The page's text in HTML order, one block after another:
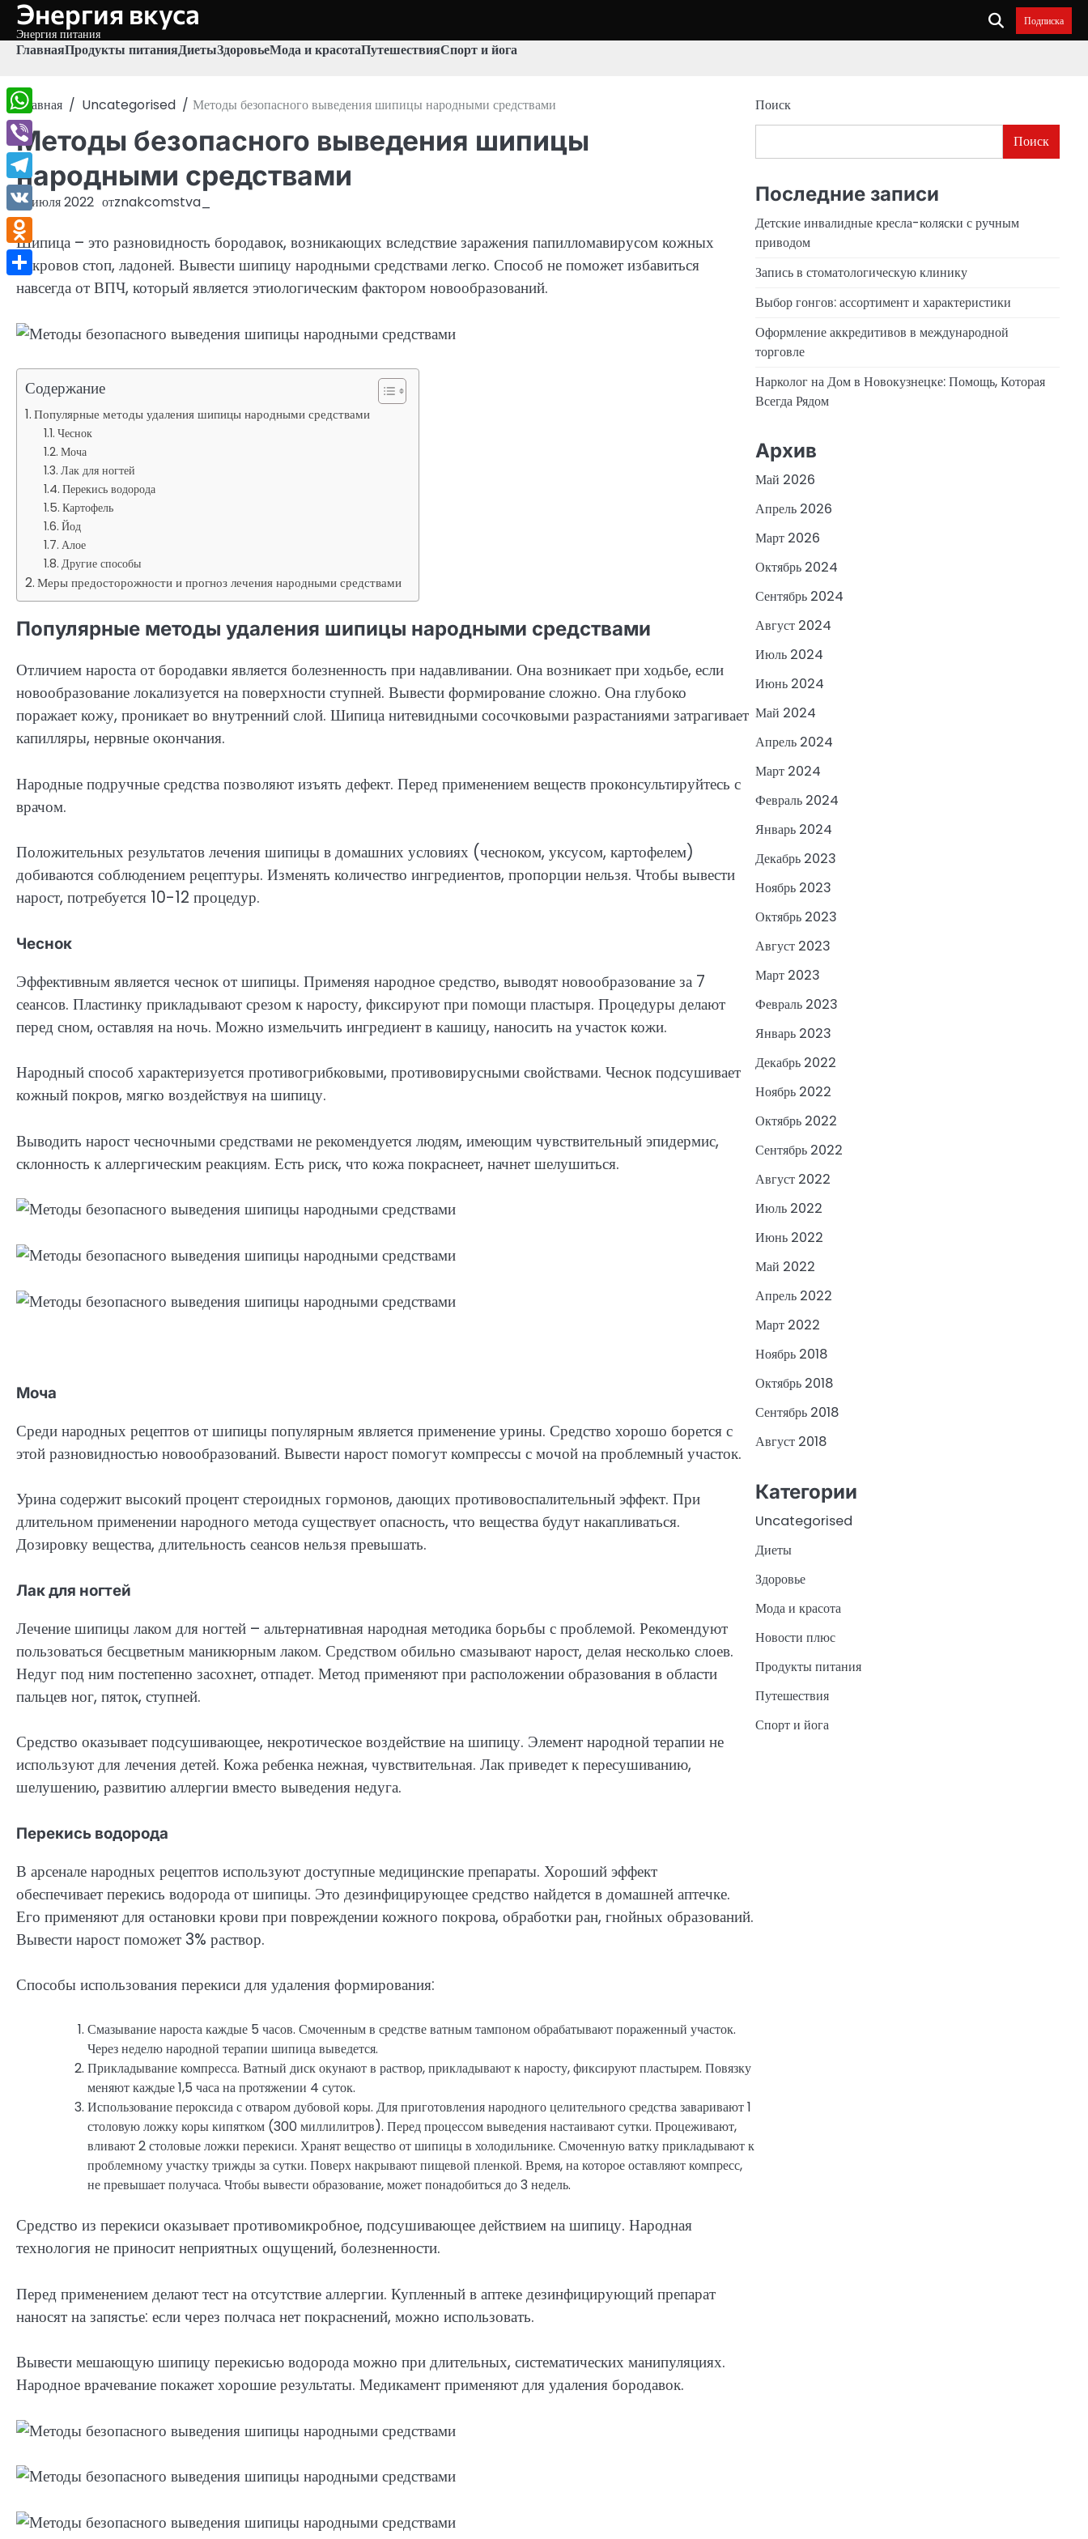
Перейти
содержимому
Энергия вкуса
Энергия питания
Подписка
ГлавнаяПродукты питанияДиетыЗдоровьеМода и красотаПутешествияСпорт и йога
Главная Uncategorised Методы безопасного выведения шипицы народными средствами
Методы безопасного выведения шипицы
народными средствами
17 июля 2022 отznakcomstva_
Шипица – это разновидность бородавок, возникающих вследствие заражения папилломавирусом кожных
покровов стоп, ладоней. Вывести шипицу народными средствами легко. Способ не поможет избавиться
навсегда от ВПЧ, который является этиологическим фактором новообразований.
Содержание
Популярные методы удаления шипицы народными средствами
Чеснок
Моча
Лак для ногтей
Перекись водорода
Картофель
Йод
Алое
Другие способы
Меры предосторожности и прогноз лечения народными средствами
Популярные методы удаления шипицы народными средствами
Отличием нароста от бородавки является болезненность при надавливании. Она возникает при ходьбе, если
новообразование локализуется на поверхности ступней. Вывести формирование сложно. Она глубоко
поражает кожу, проникает во внутренний слой. Шипица нитевидными сосочковыми разрастаниями затрагивает
капилляры, нервные окончания.
Народные подручные средства позволяют изъять дефект. Перед применением веществ проконсультируйтесь с
врачом.
Положительных результатов лечения шипицы в домашних условиях (чесноком, уксусом, картофелем)
добиваются соблюдением рецептуры. Изменять количество ингредиентов, пропорции нельзя. Чтобы вывести
нарост, потребуется 10-12 процедур.
Чеснок
Эффективным является чеснок от шипицы. Применяя народное средство, выводят новообразование за 7
сеансов. Пластинку прикладывают срезом к наросту, фиксируют при помощи пластыря. Процедуры делают
перед сном, оставляя на ночь. Можно измельчить ингредиент в кашицу, наносить на участок кожи.
Народный способ характеризуется противогрибковыми, противовирусными свойствами. Чеснок подсушивает
кожный покров, мягко воздействуя на шипицу.
Выводить нарост чесночными средствами не рекомендуется людям, имеющим чувствительный эпидермис,
склонность к аллергическим реакциям. Есть риск, что кожа покраснеет, начнет шелушиться.
Моча
Среди народных рецептов от шипицы популярным является применение урины. Средство хорошо борется с
этой разновидностью новообразований. Вывести нарост помогут компрессы с мочой на проблемный участок.
Урина содержит высокий процент стероидных гормонов, дающих противовоспалительный эффект. При
длительном применении народного метода существует опасность, что вещества будут накапливаться.
Дозировку вещества, длительность сеансов нельзя превышать.
Лак для ногтей
Лечение шипицы лаком для ногтей – альтернативная народная методика борьбы с проблемой. Рекомендуют
пользоваться бесцветным маникюрным лаком. Средством обильно смазывают нарост, делая несколько слоев.
Недуг под ним постепенно засохнет, отпадет. Метод применяют при расположении образования в области
пальцев ног, пяток, ступней.
Средство оказывает подсушивающее, некротическое воздействие на шипицу. Элемент народной терапии не
используют для лечения детей. Кожа ребенка нежная, чувствительная. Лак приведет к пересушиванию,
шелушению, развитию аллергии вместо выведения недуга.
Перекись водорода
В арсенале народных рецептов используют доступные медицинские препараты. Хороший эффект
обеспечивает перекись водорода от шипицы. Это дезинфицирующее средство найдется в домашней аптечке.
Его применяют для остановки крови при повреждении кожного покрова, обработки ран, гнойных образований.
Вывести нарост поможет 3% раствор.
Способы использования перекиси для удаления формирования:
Смазывание нароста каждые 5 часов. Смоченным в средстве ватным тампоном обрабатывают пораженный участок.
Через неделю народной терапии шипица выведется.
Прикладывание компресса. Ватный диск окунают в раствор, прикладывают к наросту, фиксируют пластырем. Повязку
меняют каждые 1,5 часа на протяжении 4 суток.
Использование пероксида с отваром дубовой коры. Для приготовления народного целительного средства заваривают 1
столовую ложку коры кипятком (300 миллилитров). Перед процессом выведения настаивают сутки. Процеживают,
вливают 2 столовые ложки перекиси. Хранят вещество от шипицы в холодильнике. Смоченную ватку прикладывают к
проблемному участку трижды за сутки. Поверх накрывают пищевой пленкой. Время, на которое оставляют компресс,
не превышает получаса. Чтобы вывести образование, может понадобиться до 3 недель.
Средство из перекиси оказывает противомикробное, подсушивающее действием на шипицу. Народная
технология не приносит неприятных ощущений, болезненности.
Перед применением делают тест на отсутствие аллергии. Купленный в аптеке дезинфицирующий препарат
наносят на запястье: если через полчаса нет покраснений, можно использовать.
Вывести мешающую шипицу перекисью водорода можно при длительных, систематических манипуляциях.
Народное врачевание покажет хорошие результаты. Медикамент применяют для удаления бородавок.
Поиск
Поиск
Последние записи
Детские инвалидные кресла-коляски с ручным
приводом
Запись в стоматологическую клинику
Выбор гонгов: ассортимент и характеристики
Оформление аккредитивов в международной
торговле
Нарколог на Дом в Новокузнецке: Помощь, Которая
Всегда Рядом
Архив
Май 2026
Апрель 2026
Март 2026
Октябрь 2024
Сентябрь 2024
Август 2024
Июль 2024
Июнь 2024
Май 2024
Апрель 2024
Март 2024
Февраль 2024
Январь 2024
Декабрь 2023
Ноябрь 2023
Октябрь 2023
Август 2023
Март 2023
Февраль 2023
Январь 2023
Декабрь 2022
Ноябрь 2022
Октябрь 2022
Сентябрь 2022
Август 2022
Июль 2022
Июнь 2022
Май 2022
Апрель 2022
Март 2022
Ноябрь 2018
Октябрь 2018
Сентябрь 2018
Август 2018
Категории
Uncategorised
Диеты
Здоровье
Мода и красота
Новости плюс
Продукты питания
Путешествия
Спорт и йога
WhatsApp
Viber
Telegram
VK
Odnoklassniki
Отправить